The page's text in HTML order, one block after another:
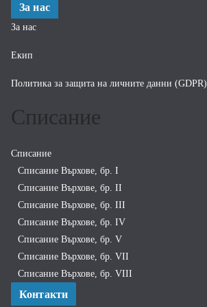
За нас
За нас
Екип
Политика за защита на личните данни (GDPR)
Списание
Списание
Списание Върхове, бр. I
Списание Върхове, бр. II
Списание Върхове, бр. III
Списание Върхове, бр. IV
Списание Върхове, бр. V
Списание Върхове, бр. VII
Списание Върхове, бр. VIII
Контакти